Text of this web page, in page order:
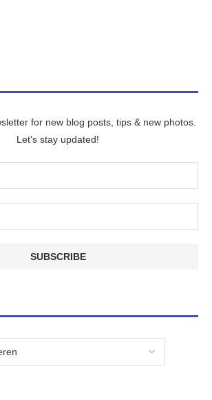
for new blog posts, tips & new photos.
Let's stay updated!